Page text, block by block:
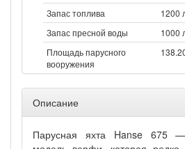
Запас топлива
1200
Запас пресной воды
1000
Площадь парусного
вооружения
Описание
Парусная яхта Hanse 675 —